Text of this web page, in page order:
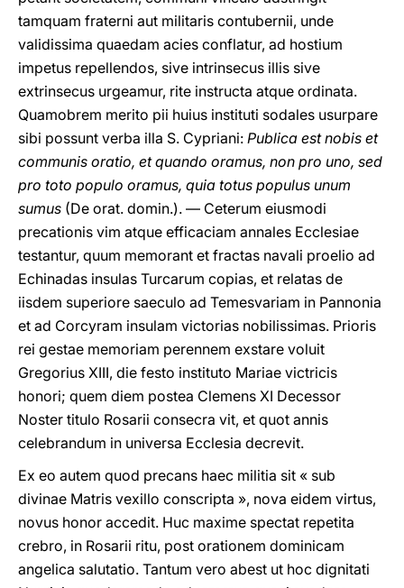
tamquam fraterni aut militaris contubernii, unde
validissima quaedam acies conflatur, ad hostium
impetus repellendos, sive intrinsecus illis sive
extrinsecus urgeamur, rite instructa atque ordinata.
Quamobrem merito pii huius instituti sodales usurpare
sibi possunt verba illa S. Cypriani: Publica est nobis et
communis oratio, et quando oramus, non pro uno, sed
pro toto populo oramus, quia totus populus unum
sumus (De orat. domin.). — Ceterum eiusmodi
precationis vim atque efficaciam annales Ecclesiae
testantur, quum memorant et fractas navali proelio ad
Echinadas insulas Turcarum copias, et relatas de
iisdem superiore saeculo ad Temesvariam in Pannonia
et ad Corcyram insulam victorias nobilissimas. Prioris
rei gestae memoriam perennem exstare voluit
Gregorius XIII, die festo instituto Mariae victricis
honori; quem diem postea Clemens XI Decessor
Noster titulo Rosarii consecra vit, et quot annis
celebrandum in universa Ecclesia decrevit.
Ex eo autem quod precans haec militia sit « sub
divinae Matris vexillo conscripta », nova eidem virtus,
novus honor accedit. Huc maxime spectat repetita
crebro, in Rosarii ritu, post orationem dominicam
angelica salutatio. Tantum vero abest ut hoc dignitati